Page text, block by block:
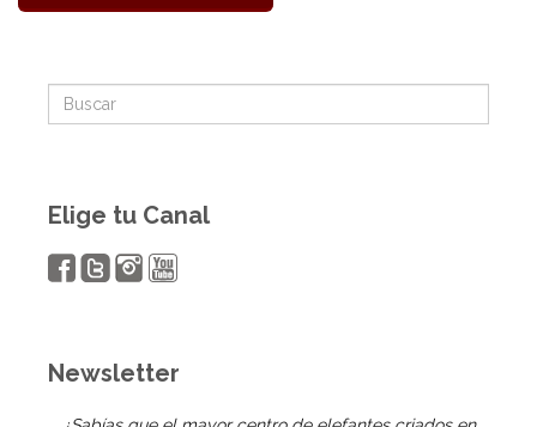
Elige tu Canal
Newsletter